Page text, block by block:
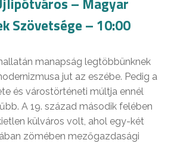
Szövetsége – 10:00
manapság legtöbbünknek
jut az eszébe. Pedig a
és várostörténeti múltja ennél
A 19. század második felében
külváros volt, ahol egy-két
zömében mezőgazdasági